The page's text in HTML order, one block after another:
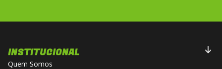
INSTITUCIONAL
Quem Somos